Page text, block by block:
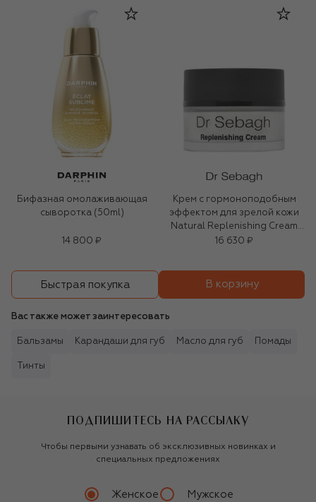
Бифазная омолаживающая
сыворотка (50ml)
14 800 ₽
Крем с гормоноподобным
эффектом для зрелой кожи
Natural Replenishing Cream
(50ml)
16 630 ₽
Быстрая покупка В корзину
Вас также может заинтересовать
Бальзамы Карандаши для губ Масло для губ Помады
Тинты
ПОДПИШИТЕСЬ НА РАССЫЛКУ
Чтобы первыми узнавать об эксклюзивных новинках и
специальных предложениях
Женское Мужское